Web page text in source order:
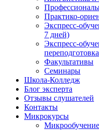
Практико-
Экспресс-
7 дней)
Экспресс-
Факультативы
Семинары
Школа-Колледж
Блог эксперта
Отзывы слушателей
Контакты
Микрокурсы
Микрообучение